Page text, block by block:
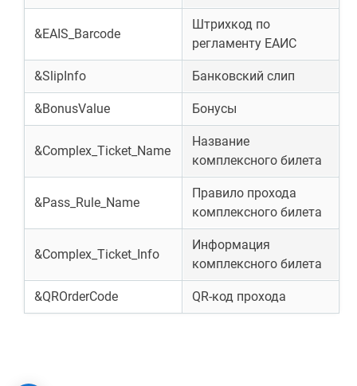
&EAIS_Barcode
Штрихкод по
регламенту ЕАИС
&SlipInfo Банковский слип
&BonusValue Бонусы
&Complex_Ticket_Name
Название
комплексного билета
&Pass_Rule_Name
Правило прохода
комплексного билета
&Complex_Ticket_Info
Информация
комплексного билета
&QROrderCode QR-код прохода